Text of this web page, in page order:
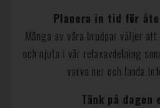
Planera in tid för
Många av våra brudpar väljer att
och njuta i vår relaxavdelning
varva ner och landa
Tänk på dagen